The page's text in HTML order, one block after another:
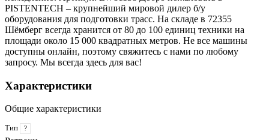
PISTENTECH – крупнейший мировой дилер б/у
оборудования для подготовки трасс. На складе в 72355
Шёмберг всегда хранится от 80 до 100 единиц техники на
площади около 15 000 квадратных метров. Не все машины
доступны онлайн, поэтому свяжитесь с нами по любому
запросу. Мы всегда здесь для вас!
Характеристики
Общие характеристики
Тип ?